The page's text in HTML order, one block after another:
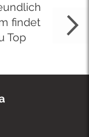
findet
Top